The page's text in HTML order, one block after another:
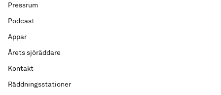
Pressrum
Podcast
Appar
Årets sjöräddare
Kontakt
Räddningsstationer